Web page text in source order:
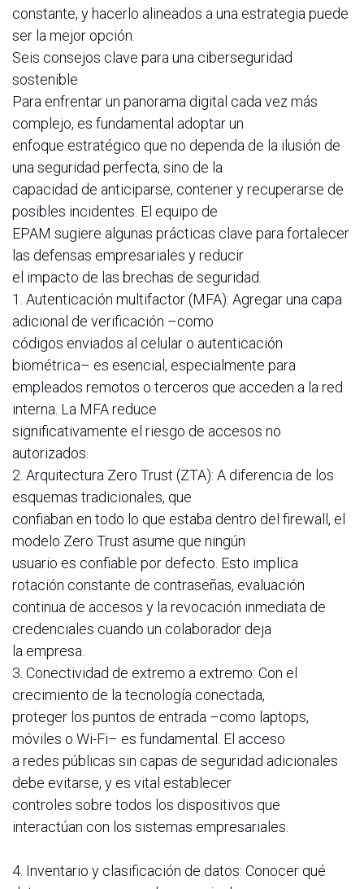
constante, y hacerlo alineados a una estrategia puede
ser la mejor opción.
Seis consejos clave para una ciberseguridad
sostenible
Para enfrentar un panorama digital cada vez más
complejo, es fundamental adoptar un
enfoque estratégico que no dependa de la ilusión de
una seguridad perfecta, sino de la
capacidad de anticiparse, contener y recuperarse de
posibles incidentes. El equipo de
EPAM sugiere algunas prácticas clave para fortalecer
las defensas empresariales y reducir
el impacto de las brechas de seguridad.
1. Autenticación multifactor (MFA): Agregar una capa
adicional de verificación –como
códigos enviados al celular o autenticación
biométrica– es esencial, especialmente para
empleados remotos o terceros que acceden a la red
interna. La MFA reduce
significativamente el riesgo de accesos no
autorizados.
2. Arquitectura Zero Trust (ZTA): A diferencia de los
esquemas tradicionales, que
confiaban en todo lo que estaba dentro del firewall, el
modelo Zero Trust asume que ningún
usuario es confiable por defecto. Esto implica
rotación constante de contraseñas, evaluación
continua de accesos y la revocación inmediata de
credenciales cuando un colaborador deja
la empresa.
3. Conectividad de extremo a extremo: Con el
crecimiento de la tecnología conectada,
proteger los puntos de entrada –como laptops,
móviles o Wi-Fi– es fundamental. El acceso
a redes públicas sin capas de seguridad adicionales
debe evitarse, y es vital establecer
controles sobre todos los dispositivos que
interactúan con los sistemas empresariales.
4. Inventario y clasificación de datos: Conocer qué